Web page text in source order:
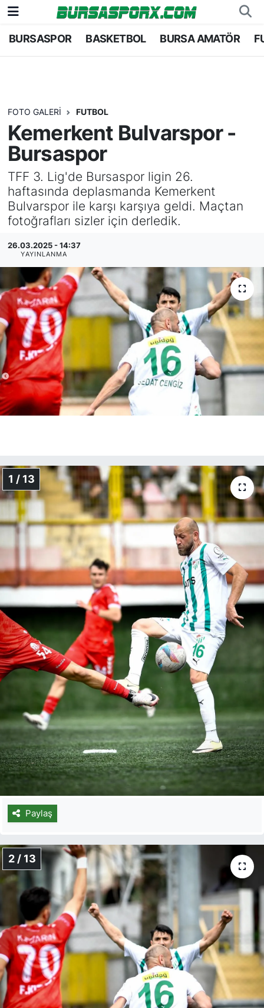
BURSASPOR BASKETBOL BURSA AMATÖR
FOTO GALERI FUTBOL
Kemerkent Bulvarspor -
Bursaspor
TFF 3. Lig'de Bursaspor ligin 26.
haftasında deplasmanda Kemerkent
Bulvarspor ile karşı karşıya geldi. Maçtan
fotoğrafları sizler için derledik.
26.03.2025 - 14:37
YAYINLANMA
1 / 13
Paylaş
2 / 13
Bursaspor
Basketbol
Bursa Amatör
Hentbol
Voleybol
Genel
Bursa Nöbetçi Eczaneler
Bursa Namaz Vakitleri
Bursa Trafik Yoğunluk Haritası
TFF 1.Lig Puan Durumu ve Fikstür
Tüm Manşetler
Son Dakika Haberleri
Haber Arşivi